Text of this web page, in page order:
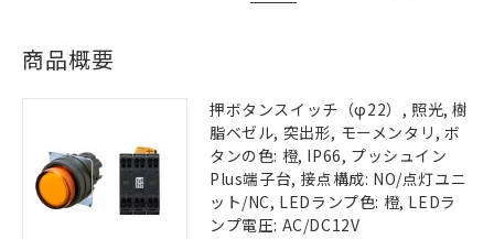
商品概要
押ボタンスイッチ（φ22）, 照光, 樹
脂ベゼル, 突出形, モーメンタリ, ボ
タンの色: 橙, IP66, プッシュイン
Plus端子台, 接点構成: NO/点灯ユニ
ット/NC, LEDランプ色: 橙, LEDラ
ンプ電圧: AC/DC12V